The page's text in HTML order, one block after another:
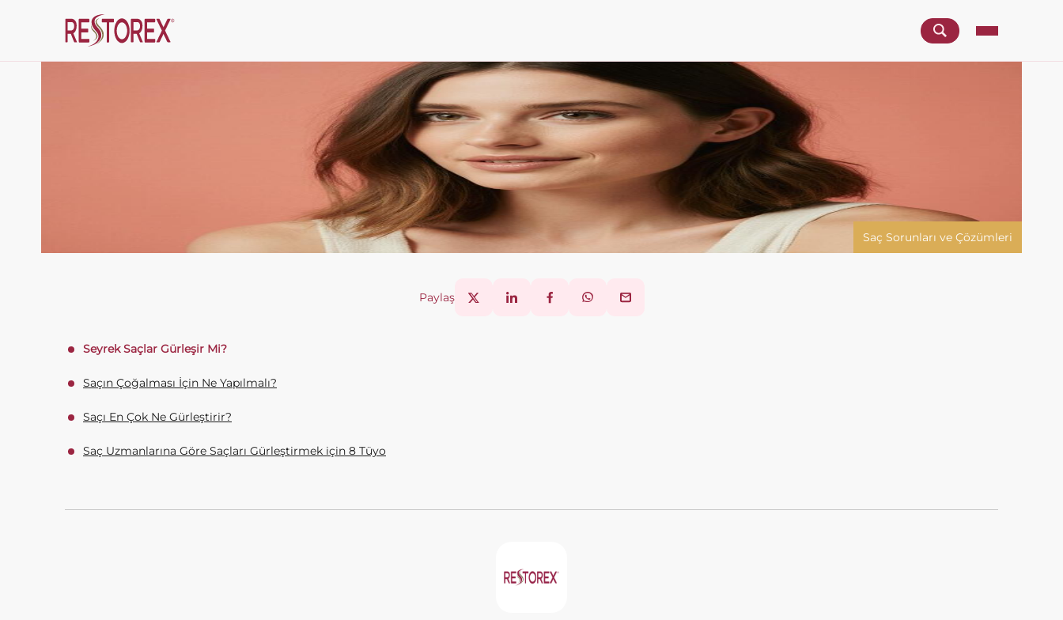
Saç Sorunları ve Çözümleri
Paylaş
Seyrek Saçlar Gürleşir Mi?
Saçın Çoğalması İçin Ne Yapılmalı?
Saçı En Çok Ne Gürleştirir?
Saç Uzmanlarına Göre Saçları Gürleştirmek için 8 Tüyo